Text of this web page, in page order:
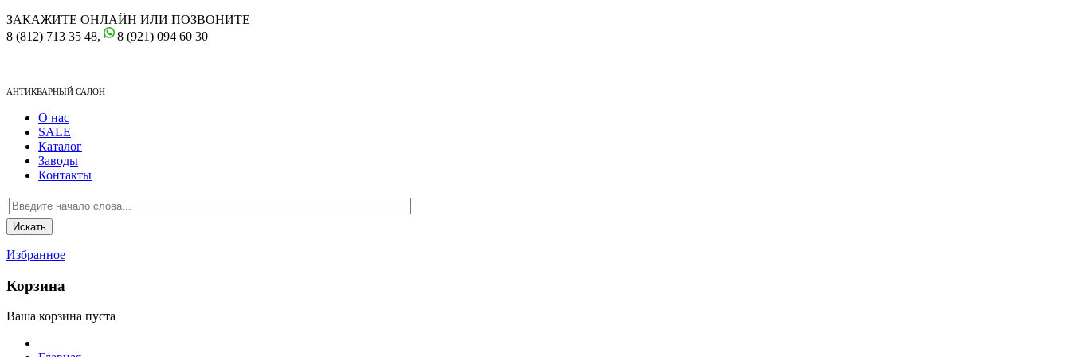
ЗАКАЖИТЕ ОНЛАЙН ИЛИ ПОЗВОНИТЕ
8 (812) 713 35 48,
8 (921) 094 60 30
АНТИКВАРНЫЙ САЛОН
О нас
SALE
Каталог
Заводы
Контакты
Избранное
Корзина
Ваша корзина пуста